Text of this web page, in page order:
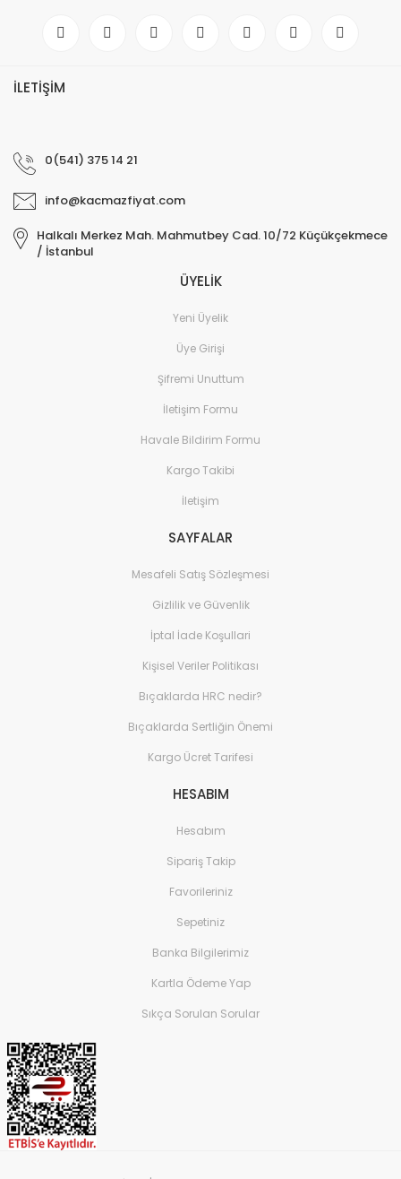
İLETİŞİM
0(541) 375 14 21
info@kacmazfiyat.com
Halkalı Merkez Mah. Mahmutbey Cad. 10/72 Küçükçekmece
/ İstanbul
ÜYELİK
Yeni Üyelik
Üye Girişi
Şifremi Unuttum
İletişim Formu
Havale Bildirim Formu
Kargo Takibi
İletişim
SAYFALAR
Mesafeli Satış Sözleşmesi
Gizlilik ve Güvenlik
İptal İade Koşullari
Kişisel Veriler Politikası
Bıçaklarda HRC nedir?
Bıçaklarda Sertliğin Önemi
Kargo Ücret Tarifesi
HESABIM
Hesabım
Sipariş Takip
Favorileriniz
Sepetiniz
Banka Bilgilerimiz
Kartla Ödeme Yap
Sıkça Sorulan Sorular